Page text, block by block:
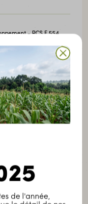
- RCS F 554
d'événements et
de l'année,